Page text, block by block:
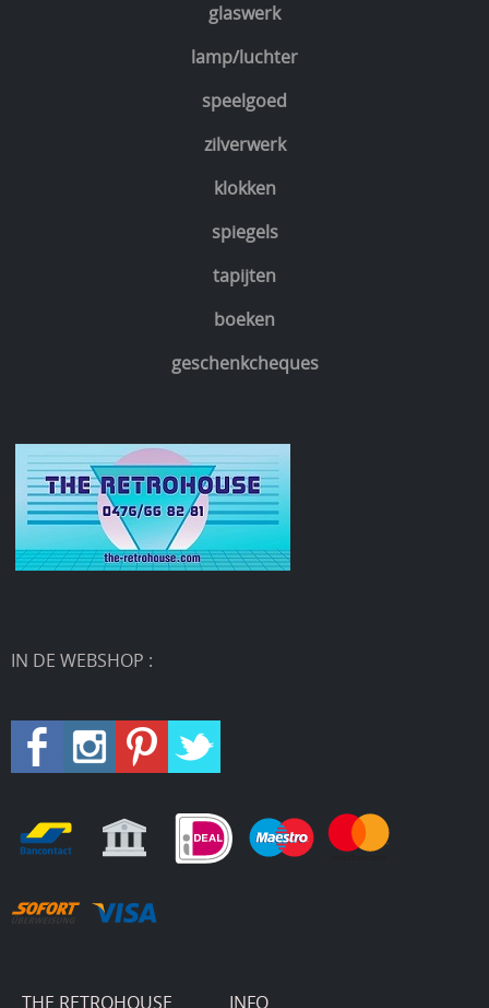
glaswerk
lamp/luchter
speelgoed
zilverwerk
klokken
spiegels
tapijten
boeken
geschenkcheques
IN DE WEBSHOP :
THE RETROHOUSE INFO